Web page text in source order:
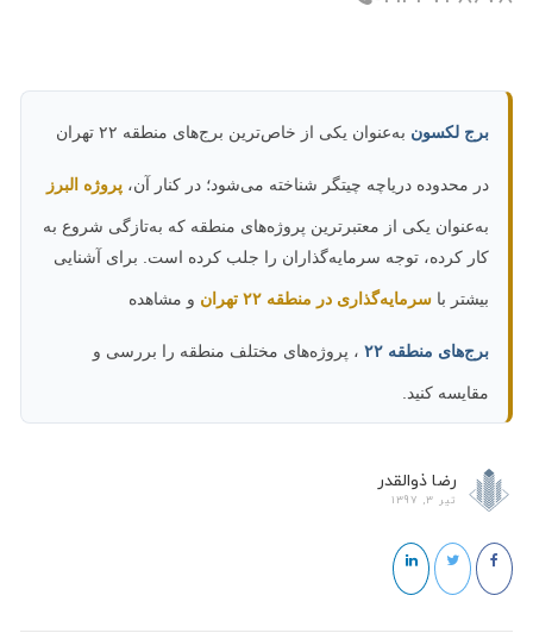
برج لکسون به‌عنوان یکی از خاص‌ترین برج‌های منطقه ۲۲ تهران
در محدوده دریاچه چیتگر شناخته می‌شود؛ در کنار آن،پروژه البرز
به‌عنوان یکی از معتبرترین پروژه‌های منطقه که به‌تازگی شروع به
کار کرده، توجه سرمایه‌گذاران را جلب کرده است. برای آشنایی
بیشتر باسرمایه‌گذاری در منطقه ۲۲ تهران و مشاهده
برج‌های منطقه ۲۲ ، پروژه‌های مختلف منطقه را بررسی و
مقایسه کنید.
رضا ذوالقدر
تیر 3, 1397